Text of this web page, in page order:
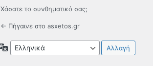
Χάσατε το συνθηματικό σας;
← Πήγαινε στο asxetos.gr
Γλώσσα